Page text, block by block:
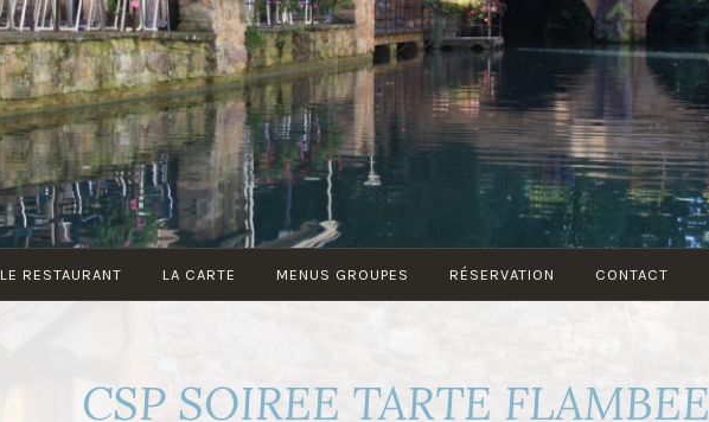
LE RESTAURANT LA CARTE MENUS GROUPES RÉSERVATION CONTACT
CSP SOIREE TARTE FLAMBEE